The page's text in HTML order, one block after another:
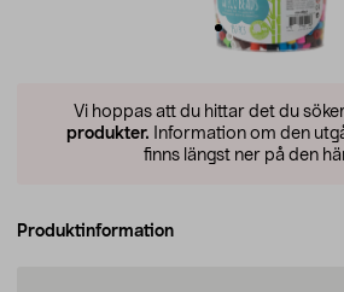
Vi hoppas att du hittar det du
produkter. Information om den
finns längst ner på den
Produktinformation